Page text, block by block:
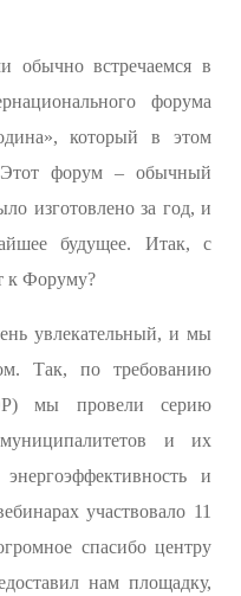
встречаемся в
форума
который в этом
форум – обычный
изготовлено за год, и
будущее. Итак, с
к Форуму?
увлекательный, и мы
Так, по требованию
мы провели серию
и их
и
участвовало 11
спасибо центру
нам площадку,